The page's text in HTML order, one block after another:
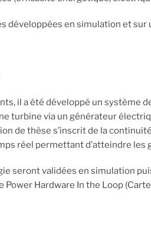
en simulation et sur
il a été développé un
turbine via un générateur
de thèse s’inscrit de la
réel permettant d’atteindre
seront validées en simulation
Hardware In the Loop